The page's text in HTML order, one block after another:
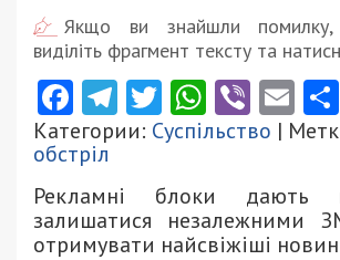
Якщо ви знайшли
виділіть фрагмент тексту та
Facebook
Telegram
TwitterViber
Категории: Суспільство |
обстріл
Рекламні блоки дають
залишатися незалежними
отримувати найсвіжіші